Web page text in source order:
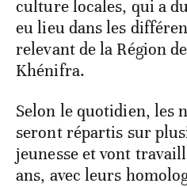
culture locales, qui a
eu lieu dans les
relevant de la Région
Khénifra.
Selon le quotidien, les
seront répartis sur
jeunesse et vont
ans, avec leurs